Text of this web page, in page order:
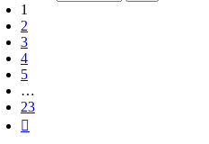
1
2
3
4
5
…
23